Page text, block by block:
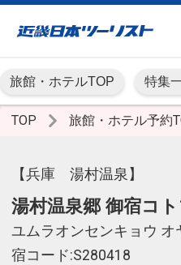
旅館・ホテルTOP 特集
TOP 旅館・ホテル予約
【兵庫 湯村温泉】
湯村温泉郷 御宿コ
ユムラオンセンキョウ オ
宿コード:S280418